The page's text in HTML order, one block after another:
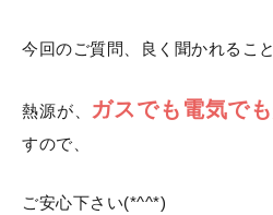
今回のご質問、良く聞かれるこ
熱源が、 ガスでも電気で
すので、
ご安心下さい(*^^*)